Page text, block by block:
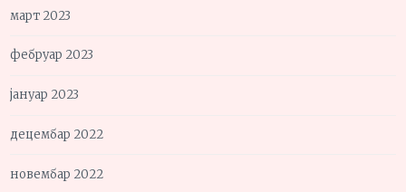
март 2023
фебруар 2023
јануар 2023
децембар 2022
новембар 2022